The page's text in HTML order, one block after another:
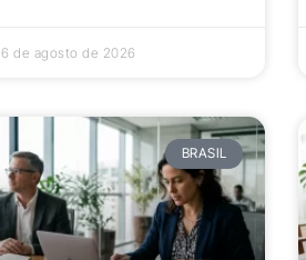
6 de agosto de 2026
BRASIL